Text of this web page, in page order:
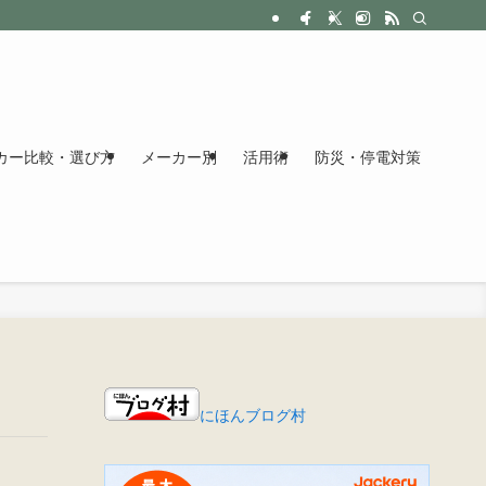
ー比較・選び方 メーカー別 活用術 防災・停電対策
にほんブログ村